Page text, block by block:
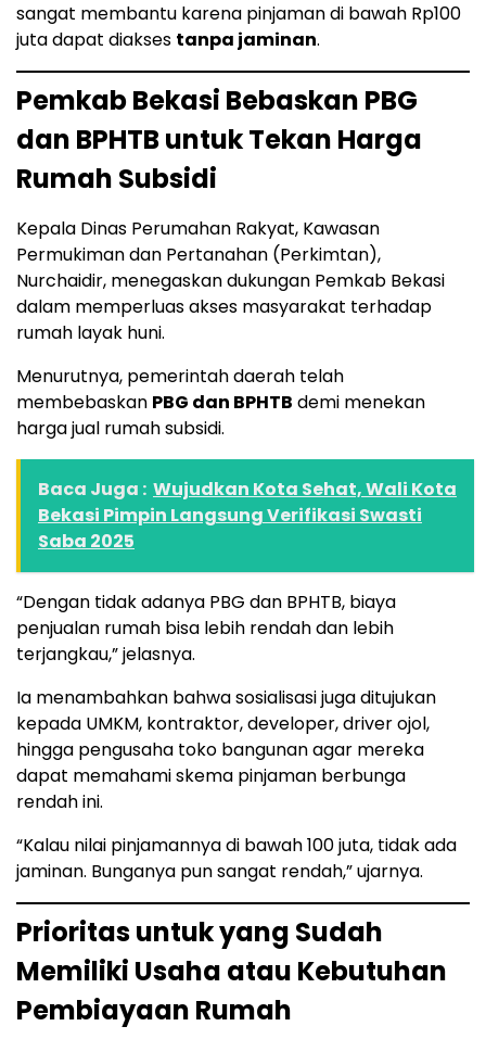
sangat membantu karena pinjaman di bawah Rp100
juta dapat diakses tanpa jaminan.
Pemkab Bekasi Bebaskan PBG
dan BPHTB untuk Tekan Harga
Rumah Subsidi
Kepala Dinas Perumahan Rakyat, Kawasan
Permukiman dan Pertanahan (Perkimtan),
Nurchaidir, menegaskan dukungan Pemkab Bekasi
dalam memperluas akses masyarakat terhadap
rumah layak huni.
Menurutnya, pemerintah daerah telah
membebaskan PBG dan BPHTB demi menekan
harga jual rumah subsidi.
Baca Juga : Wujudkan Kota Sehat, Wali Kota
Bekasi Pimpin Langsung Verifikasi Swasti
Saba 2025
“Dengan tidak adanya PBG dan BPHTB, biaya
penjualan rumah bisa lebih rendah dan lebih
terjangkau,” jelasnya.
Ia menambahkan bahwa sosialisasi juga ditujukan
kepada UMKM, kontraktor, developer, driver ojol,
hingga pengusaha toko bangunan agar mereka
dapat memahami skema pinjaman berbunga
rendah ini.
“Kalau nilai pinjamannya di bawah 100 juta, tidak ada
jaminan. Bunganya pun sangat rendah,” ujarnya.
Prioritas untuk yang Sudah
Memiliki Usaha atau Kebutuhan
Pembiayaan Rumah